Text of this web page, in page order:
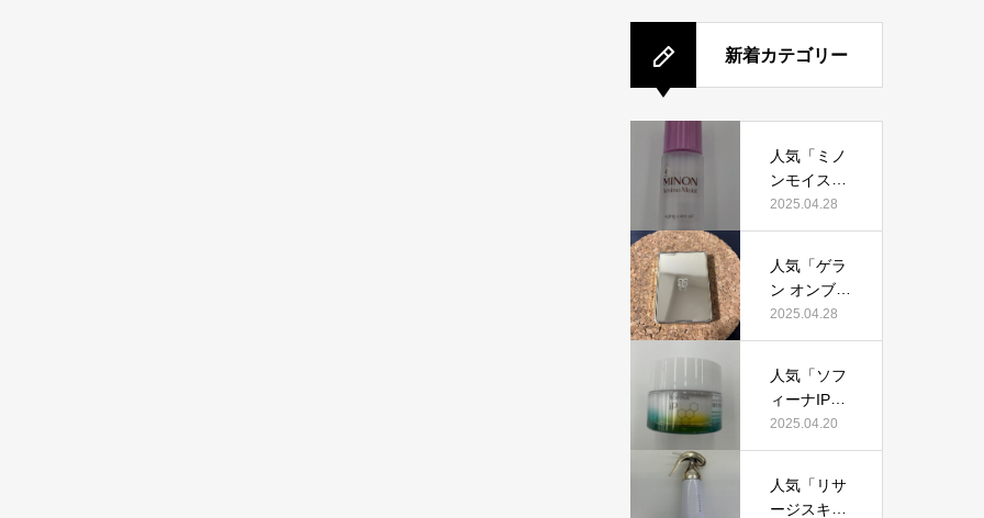
新着カテゴリー
人気「ミノ
ンモイスト
エイジング
ケアオイ
当におすす
め？美容マ
ニアが実際
コミを検
証！
2025.04.28
人気「ゲラ
ン オンブル
ジェオーラ
グロウ」っ
すすめ？美
容マニアの
私が実際使
コミを検
証！
2025.04.28
人気「ソフ
ィーナIPゴ
ールデンタ
イムリペア
リーム」っ
2025.04.20
人気「リサ
ージスキン